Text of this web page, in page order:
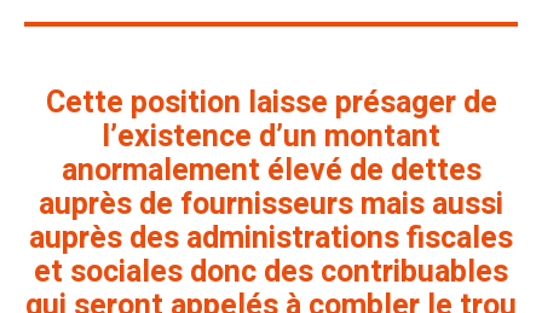
Cette position laisse présager de
l’existence d’un montant
anormalement élevé de dettes
auprès de fournisseurs mais aussi
auprès des administrations fiscales
et sociales donc des contribuables